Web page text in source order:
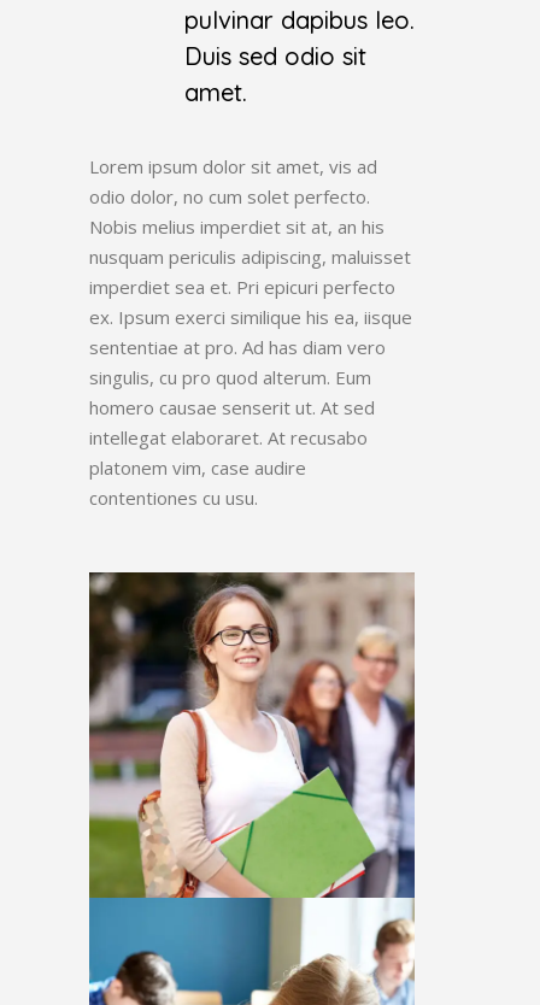
pulvinar dapibus leo.
Duis sed odio sit
amet.
Lorem ipsum dolor sit amet, vis ad
odio dolor, no cum solet perfecto.
Nobis melius imperdiet sit at, an his
nusquam periculis adipiscing, maluisset
imperdiet sea et. Pri epicuri perfecto
ex. Ipsum exerci similique his ea, iisque
sententiae at pro. Ad has diam vero
singulis, cu pro quod alterum. Eum
homero causae senserit ut. At sed
intellegat elaboraret. At recusabo
platonem vim, case audire
contentiones cu usu.